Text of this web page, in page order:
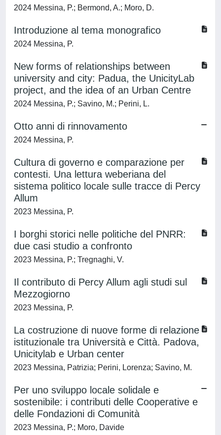
2024 Messina, P.; Bermond, A.; Moro, D.
Introduzione al tema monografico
2024 Messina, P.
New forms of relationships between
university and city: Padua, the UnicityLab
project, and the idea of an Urban Centre
2024 Messina, P.; Savino, M.; Perini, L.
Otto anni di rinnovamento
2024 Messina, P.
Cultura di governo e comparazione per
contesti. Una lettura weberiana del
sistema politico locale sulle tracce di Percy
Allum
2023 Messina, P.
I borghi storici nelle politiche del PNRR:
due casi studio a confronto
2023 Messina, P.; Tregnaghi, V.
Il contributo di Percy Allum agli studi sul
Mezzogiorno
2023 Messina, P.
La costruzione di nuove forme di relazione
istituzionale tra Università e Città. Padova,
Unicitylab e Urban center
2023 Messina, Patrizia; Perini, Lorenza; Savino, M.
Per uno sviluppo locale solidale e
sostenibile: i contributi delle Cooperative e
delle Fondazioni di Comunità
2023 Messina, P.; Moro, Davide